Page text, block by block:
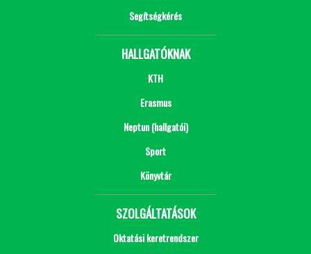
Segítségkérés
HALLGATÓKNAK
KTH
Erasmus
Neptun (hallgatói)
Sport
Könyvtár
SZOLGÁLTATÁSOK
Oktatási keretrendszer